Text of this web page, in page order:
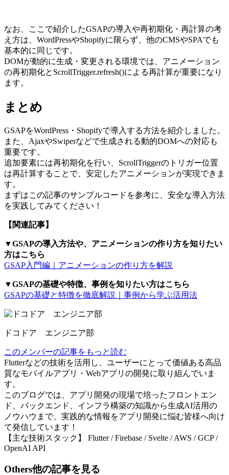
なお、ここで紹介したGSAPの導入や再初期化・再計算の考
え方は、WordPressやShopifyに限らず、他のCMSやSPAでも
基本的に同じです。
DOMが動的に生成・変更される環境では、アニメーション
の再初期化とScrollTrigger.refresh()による再計算が重要になり
ます。
まとめ
GSAPをWordPress・Shopifyで導入する方法を紹介しました。
また、AjaxやSwiperなどで生成される動的DOMへの対応も
重要です。
追加要素には再初期化を行い、ScrollTriggerのトリガー位置
は再計算することで、安定したアニメーションが実現できま
す。
まずはこの記事のサンプルコードを参考に、安全な導入方法
を実践してみてください！
【関連記事】
▼GSAPの導入方法や、アニメーションの作り方を知りたい
方はこちら
GSAP入門編｜アニメーションの作り方を解説
▼GSAPの基礎や特徴、事例を知りたい方はこちら
GSAPの基礎と特徴を徹底解説｜事例から学ぶ活用法
ドコドア エンジニア部
このメンバーの記事をもっと読む
Flutterなどの技術を活用し、ユーザーにとって価値ある高品
質なモバイルアプリ・Webアプリの開発に取り組んでいま
す。
このブログでは、アプリ開発の現場で培ったフロントエン
ド、バックエンド、インフラ構築の知識から生成AI活用の
ノウハウまで、実践的な情報をアプリ開発に悩む皆様へ向け
て発信しています！
【主な技術スタック】 Flutter / Firebase / Svelte / AWS / GCP /
OpenAI API
Others他の記事を見る